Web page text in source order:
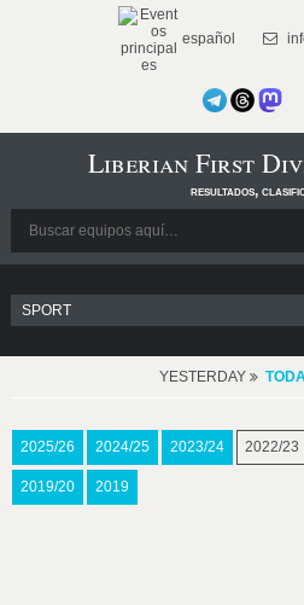
español
Liberian First
resultados,
YESTERDAY
2025/26 2024/25 2023/24 2022/23
2019/20 2019